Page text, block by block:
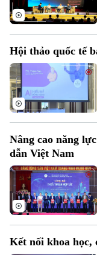
Hội thảo quốc tế
Nâng cao năng
dẫn Việt Nam
Kết nối khoa học,